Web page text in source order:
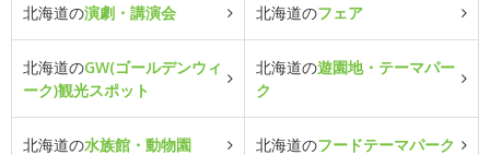
北海道の演劇・講演会 北海道のフェア
北海道のGW(ゴールデンウィ
ーク)観光スポット
北海道の遊園地・テーマパー
ク
北海道の水族館・動物園 北海道のフードテーマパーク